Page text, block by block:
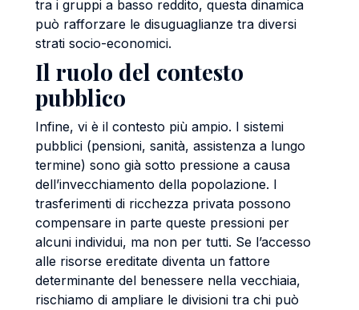
tra i gruppi a basso reddito, questa dinamica
può rafforzare le disuguaglianze tra diversi
strati socio-economici.
Il ruolo del contesto
pubblico
Infine, vi è il contesto più ampio. I sistemi
pubblici (pensioni, sanità, assistenza a lungo
termine) sono già sotto pressione a causa
dell’invecchiamento della popolazione. I
trasferimenti di ricchezza privata possono
compensare in parte queste pressioni per
alcuni individui, ma non per tutti. Se l’accesso
alle risorse ereditate diventa un fattore
determinante del benessere nella vecchiaia,
rischiamo di ampliare le divisioni tra chi può